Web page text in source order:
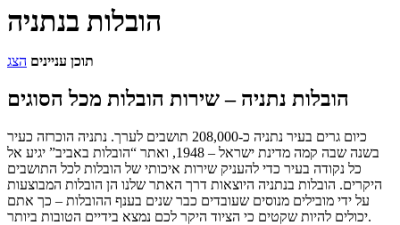
הובלות בנתניה
תוכן עניינים הצג
הובלות נתניה – שירות הובלות מכל הסוגים
כיום גרים בעיר נתניה כ-208,000 תושבים לערך. נתניה הוכרזה כעיר
בשנה שבה קמה מדינת ישראל – 1948, ואתר “הובלות באביב” יגיע אל
כל נקודה בעיר כדי להעניק שירות איכותי של הובלות לכל התושבים
היקרים. הובלות בנתניה היוצאות דרך האתר שלנו הן הובלות המבוצעות
על ידי מובילים מנוסים שעובדים כבר שנים בענף ההובלות – כך אתם
יכולים להיות שקטים כי הציוד היקר לכם נמצא בידיים הטובות ביותר.